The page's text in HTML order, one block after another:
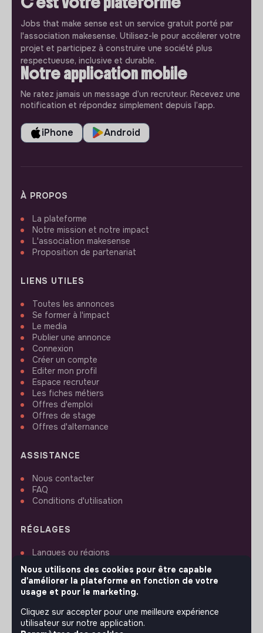
Jobs that make sense est un service gratuit porté par
l'association makesense. Utilisez-le pour accélerer votre
projet et participez à construire une société plus
respectueuse, inclusive et durable.
Notre application mobile
Ne ratez jamais un message d’un recruteur. Recevez une
notification et répondez simplement depuis l’app.
iPhone Android
À PROPOS
La plateforme
Notre mission et notre impact
L'association makesense
Proposition de partenariat
LIENS UTILES
Toutes les annonces
Se former à l'impact
Le media
Publier une annonce
Connexion
Créer un compte
Editer mon profil
Espace recruteur
Les fiches métiers
Offres d'emploi
Offres de stage
Offres d'alternance
ASSISTANCE
Nous contacter
FAQ
Conditions d'utilisation
RÉGLAGES
Langues ou régions
Plan du site
Paramètres des cookies
Nous utilisons des cookies pour être capable
d'améliorer la plateforme en fonction de votre
usage et pour le marketing.
Cliquez sur accepter pour une meilleure expérience
utilisateur sur notre application.